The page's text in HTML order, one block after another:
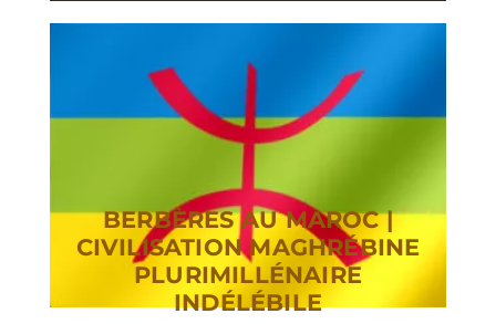
BERBÈRES AU MAROC |
CIVILISATION MAGHRÉBINE
PLURIMILLÉNAIRE
INDÉLÉBILE